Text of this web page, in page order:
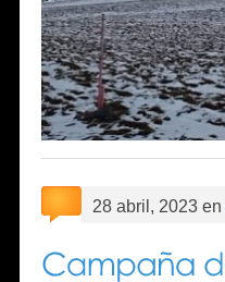
28 abril, 2023 en